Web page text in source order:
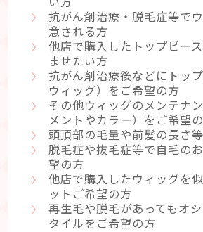
抗がん剤治療・脱毛症等で
意される方
他店で購入したトップピー
ませたい方
抗がん剤治療後などにトッ
ウィッグ）をご希望の方
その他ウィッグのメンテナ
メントやカラー）をご希望
頭頂部の毛量や前髪の長さ
脱毛症や抜毛症等で自毛の
望の方
他店で購入したウィッグを
ットご希望の方
再生毛や脱毛があってもオ
タイルをご希望の方